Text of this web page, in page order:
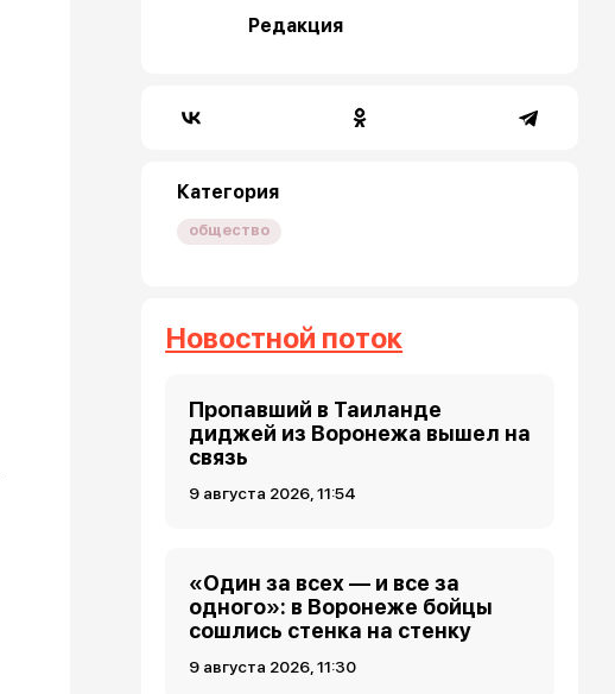
Редакция
Категория
общество
Новостной поток
Пропавший в Таиланде
диджей из Воронежа вышел на
связь
9 августа 2026, 11:54
«Один за всех — и все за
одного»: в Воронеже бойцы
сошлись стенка на стенку
9 августа 2026, 11:30